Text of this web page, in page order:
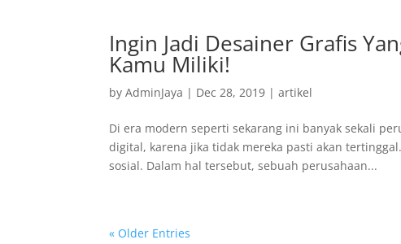
Ingin Jadi Desainer Grafis
Kamu Miliki!
byAdminJaya | Dec 28, 2019 |artikel
Di era modern seperti sekarang ini banyak sekali
digital, karena jika tidak mereka pasti akan
sosial. Dalam hal tersebut, sebuah perusahaan...
« Older Entries